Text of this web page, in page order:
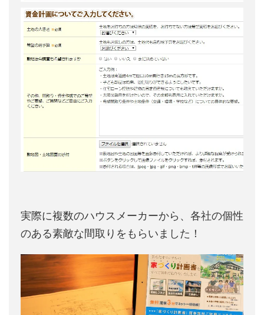
実際に複数のハウスメーカーから、各社の個性
のある素敵な間取りをもらいました！